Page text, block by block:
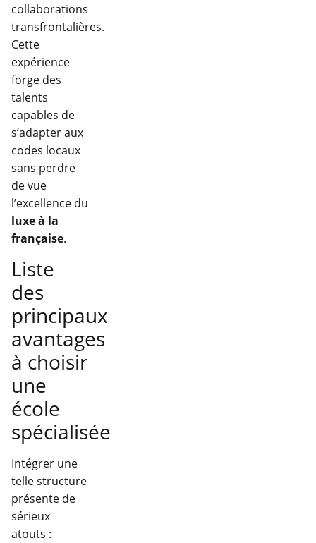
collaborations
transfrontalières.
Cette
expérience
forge des
talents
capables de
s’adapter aux
codes locaux
sans perdre
de vue
l’excellence du
luxe à la
française.
Liste
des
principaux
avantages
à choisir
une
école
spécialisée
Intégrer une
telle structure
présente de
sérieux
atouts :